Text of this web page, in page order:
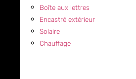
Boîte aux lettres
Encastré extérieur
Solaire
Chauffage